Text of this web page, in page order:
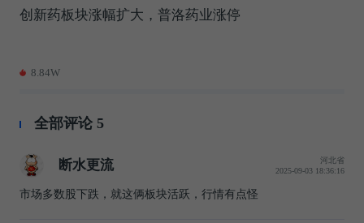
创新药板块涨幅扩大，普洛药业涨停
8.84W
全部评论 5
断水更流
河北省
2025-09-03 18:36:16
市场多数股下跌，就这俩板块活跃，行情有点怪